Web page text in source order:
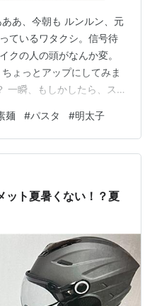
あ、今朝も ルンルン、元
ているワタクシ。信号待
クの人の頭がなんか変。
ょっとアップにしてみま
一瞬、もしかしたら、ス
ったら、お話した～い、
ったのですが、あるT路地
いう分かれ道になってし
彼の姿をみて、納得。ど
カバーみたいなものらし
…
麺 #パスタ #明太子
ット夏暑くない！？夏